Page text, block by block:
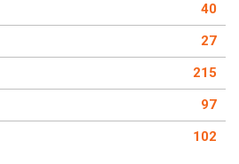
40
27
215
97
102